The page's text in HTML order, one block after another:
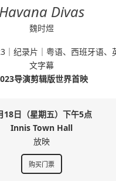
Havana Divas
魏时煜
｜纪录片｜粤语、西班牙语、
文字幕
导演剪辑版世界首映
18日（星期五）下午5点
Innis Town Hall
放映
购买门票